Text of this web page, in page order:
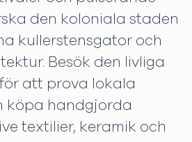
den koloniala staden
kullerstensgator och
Besök den livliga
att prova lokala
köpa handgjorda
textilier, keramik och